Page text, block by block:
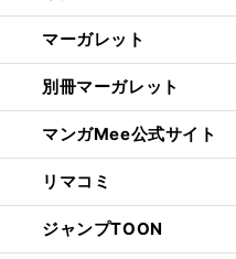
マーガレット
別冊マーガレット
マンガMee公式サイト
リマコミ
ジャンプTOON